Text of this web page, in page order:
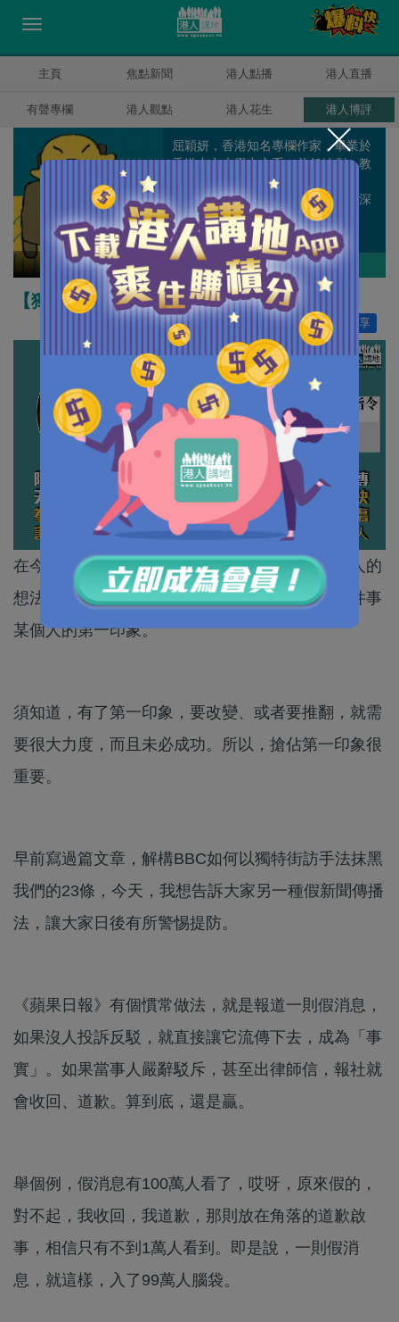
主頁 焦點新聞 港人點播 港人直播
有聲專欄 港人觀點 港人花生 港人博評
屈穎妍
屈穎妍，香港知名專欄作家，畢業於
香港中文大學中文系，曾任編劇、教
師、記者、周刊副總編輯和雜誌顧
問，著有《怪獸家長》一書，文章深
受港爸港媽歡迎。
作者其他博評
【獨家文章】哎呀唔好意思搞錯咗！
分享
68
在今日資訊泛濫的年代，訊息絕對可以操控一個人的
想法，你接收什麼？相信什麼？就會成為你對某件事
某個人的第一印象。
須知道，有了第一印象，要改變、或者要推翻，就需
要很大力度，而且未必成功。所以，搶佔第一印象很
重要。
早前寫過篇文章，解構BBC如何以獨特街訪手法抹黑
我們的23條，今天，我想告訴大家另一種假新聞傳播
法，讓大家日後有所警惕提防。
《蘋果日報》有個慣常做法，就是報道一則假消息，
如果沒人投訴反駁，就直接讓它流傳下去，成為「事
實」。如果當事人嚴辭駁斥，甚至出律師信，報社就
會收回、道歉。算到底，還是贏。
舉個例，假消息有100萬人看了，哎呀，原來假的，
對不起，我收回，我道歉，那則放在角落的道歉啟
事，相信只有不到1萬人看到。即是說，一則假消
息，就這樣，入了99萬人腦袋。